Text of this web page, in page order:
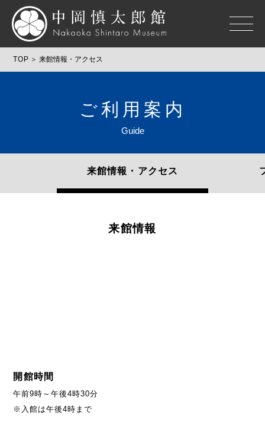
TOP 来館情報・アクセス
ご利用案内
Guide
来館情報・アクセス
来館情報
開館時間
午前9時～午後4時30分
※入館は午後4時まで